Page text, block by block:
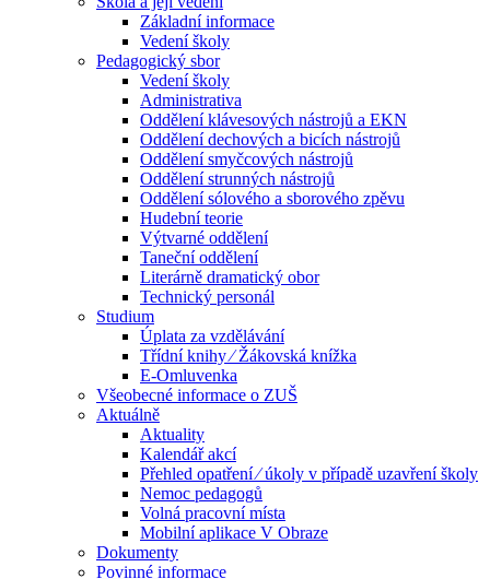
Základní informace
Vedení školy
Pedagogický sbor
Vedení školy
Administrativa
Oddělení klávesových nástrojů a EKN
Oddělení dechových a bicích nástrojů
Oddělení smyčcových nástrojů
Oddělení strunných nástrojů
Oddělení sólového a sborového zpěvu
Hudební teorie
Výtvarné oddělení
Taneční oddělení
Literárně dramatický obor
Technický personál
Studium
Úplata za vzdělávání
Třídní knihy ⁄ Žákovská knížka
E-Omluvenka
Všeobecné informace o ZUŠ
Aktuálně
Aktuality
Kalendář akcí
Přehled opatření ⁄ úkoly v případě uzavření školy
Nemoc pedagogů
Volná pracovní místa
Mobilní aplikace V Obraze
Dokumenty
Povinné informace